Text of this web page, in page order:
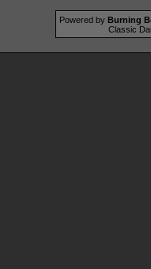
Powered by Burning
Classic